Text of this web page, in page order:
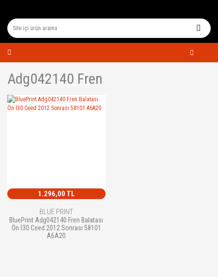
Adg042140 Fren
1.296,00 TL
BLUE PRINT
BluePrint Adg042140 Fren Balatası
Ön İ30 Ceed 2012 Sonrası 58101
A6A20